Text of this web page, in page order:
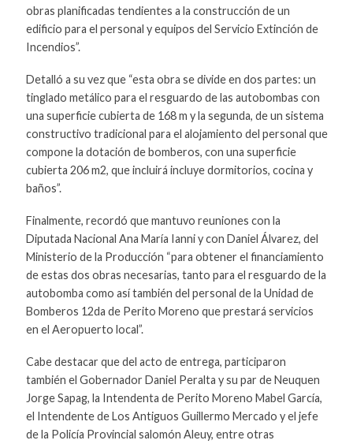
obras planificadas tendientes a la construcción de un
edificio para el personal y equipos del Servicio Extinción de
Incendios”.
Detalló a su vez que “esta obra se divide en dos partes: un
tinglado metálico para el resguardo de las autobombas con
una superficie cubierta de 168 m y la segunda, de un sistema
constructivo tradicional para el alojamiento del personal que
compone la dotación de bomberos, con una superficie
cubierta 206 m2, que incluirá incluye dormitorios, cocina y
baños”.
Finalmente, recordó que mantuvo reuniones con la
Diputada Nacional Ana María Ianni y con Daniel Álvarez, del
Ministerio de la Producción “para obtener el financiamiento
de estas dos obras necesarias, tanto para el resguardo de la
autobomba como así también del personal de la Unidad de
Bomberos 12da de Perito Moreno que prestará servicios
en el Aeropuerto local”.
Cabe destacar que del acto de entrega, participaron
también el Gobernador Daniel Peralta y su par de Neuquen
Jorge Sapag, la Intendenta de Perito Moreno Mabel García,
el Intendente de Los Antiguos Guillermo Mercado y el jefe
de la Policía Provincial salomón Aleuy, entre otras